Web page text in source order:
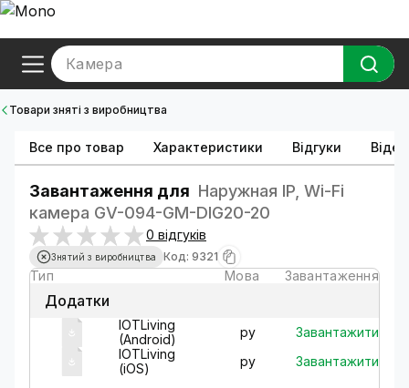
Камера
Товари зняті з виробництва
Все про товар Характеристики Відгуки Відео
Завантаження для Наружная IP, Wi-Fi
камера GV-094-GM-DIG20-20
0 відгуків
Знятий з виробництва Код: 9321
Тип Мова Завантаження
Додатки
IOTLiving
(Android)
ру
Завантажити
IOTLiving
(iOS)
ру Завантажити